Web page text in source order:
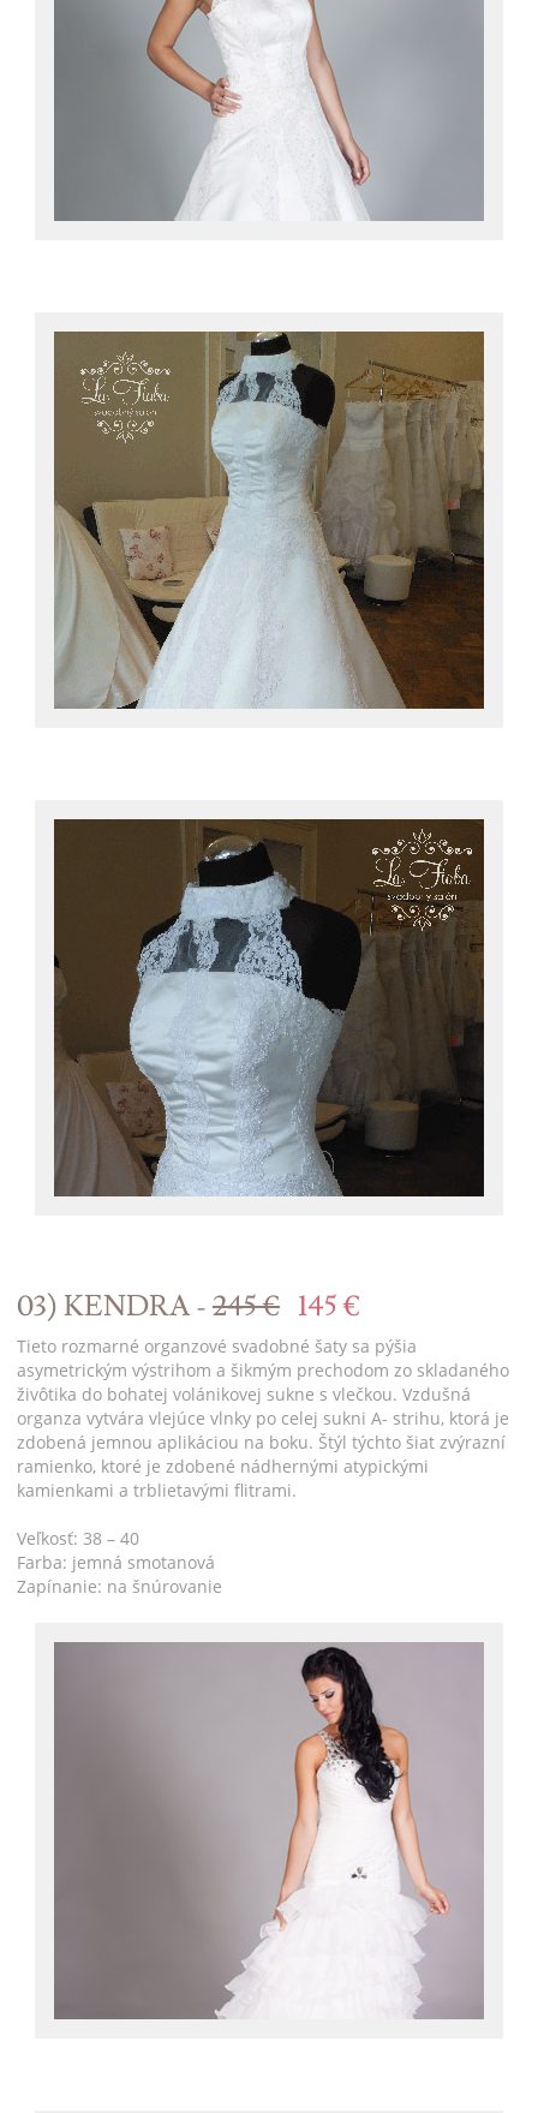
03) KENDRA -245 € 145 €
Tieto rozmarné organzové svadobné šaty sa pýšia
asymetrickým výstrihom a šikmým prechodom zo skladaného
živôtika do bohatej volánikovej sukne s vlečkou. Vzdušná
organza vytvára vlejúce vlnky po celej sukni A- strihu, ktorá je
zdobená jemnou aplikáciou na boku. Štýl týchto šiat zvýrazní
ramienko, ktoré je zdobené nádhernými atypickými
kamienkami a trblietavými flitrami.
Veľkosť: 38 – 40
Farba: jemná smotanová
Zapínanie: na šnúrovanie